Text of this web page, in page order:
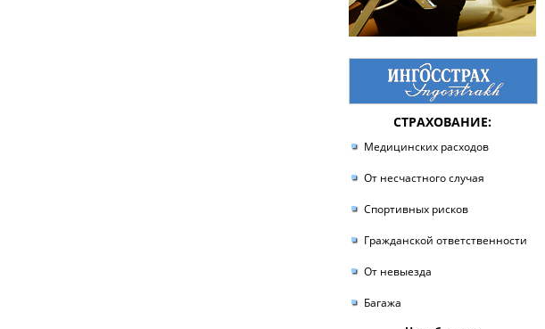
СТРАХОВАНИЕ:
Медицинских расходов
От несчастного случая
Спортивных рисков
Гражданской ответственности
От невыезда
Багажа